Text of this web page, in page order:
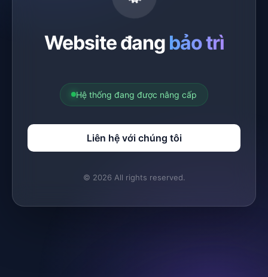
Website đang bảo trì
Hệ thống đang được nâng cấp
Liên hệ với chúng tôi
© 2026 All rights reserved.